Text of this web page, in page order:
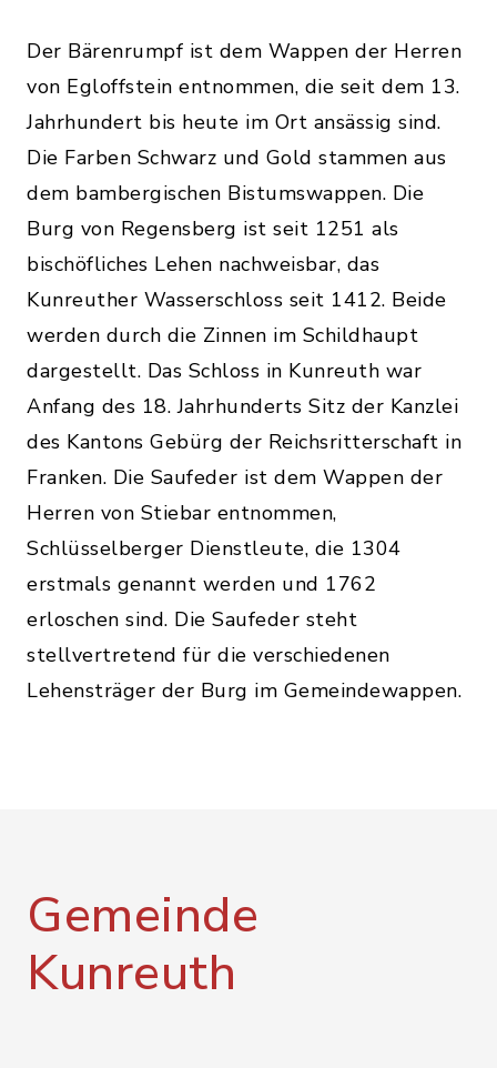
Der Bärenrumpf ist dem Wappen der Herren
von Egloffstein entnommen, die seit dem 13.
Jahrhundert bis heute im Ort ansässig sind.
Die Farben Schwarz und Gold stammen aus
dem bambergischen Bistumswappen. Die
Burg von Regensberg ist seit 1251 als
bischöfliches Lehen nachweisbar, das
Kunreuther Wasserschloss seit 1412. Beide
werden durch die Zinnen im Schildhaupt
dargestellt. Das Schloss in Kunreuth war
Anfang des 18. Jahrhunderts Sitz der Kanzlei
des Kantons Gebürg der Reichsritterschaft in
Franken. Die Saufeder ist dem Wappen der
Herren von Stiebar entnommen,
Schlüsselberger Dienstleute, die 1304
erstmals genannt werden und 1762
erloschen sind. Die Saufeder steht
stellvertretend für die verschiedenen
Lehensträger der Burg im Gemeindewappen.
Gemeinde
Kunreuth